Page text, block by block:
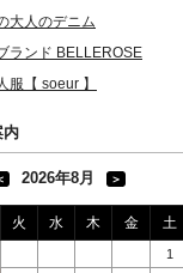
大人のデニム
ランド BELLEROSE
服【 soeur 】
内
2026年8月 ＞
火 水 木 金 土
1